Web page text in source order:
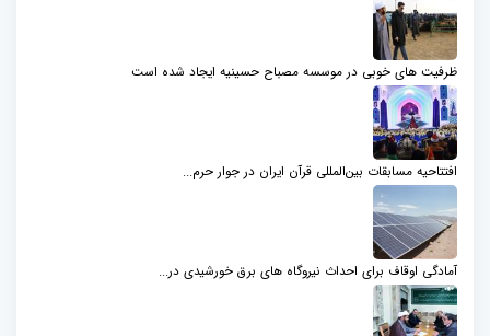
ظرفیت های خوبی در موسسه مصباح حسینیه ایجاد شده است
افتتاحیه مسابقات بین‌المللی قرآن ایران در جوار حرم...
آمادگی اوقاف برای احداث نیروگاه های برق خورشیدی در...